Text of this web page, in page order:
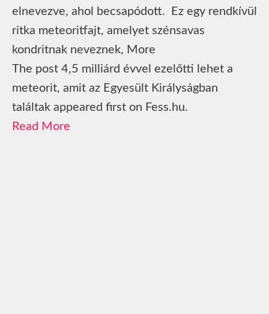
elnevezve, ahol becsapódott. Ez egy rendkívül
ritka meteoritfajt, amelyet szénsavas
kondritnak neveznek, More
The post 4,5 milliárd évvel ezelőtti lehet a
meteorit, amit az Egyesült Királyságban
találtak appeared first on Fess.hu.
Read More